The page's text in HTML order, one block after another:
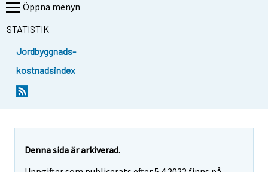
Öppna menyn
STATISTIK
Jordbyggnads-
kostnadsindex
Denna sida är arkiverad.